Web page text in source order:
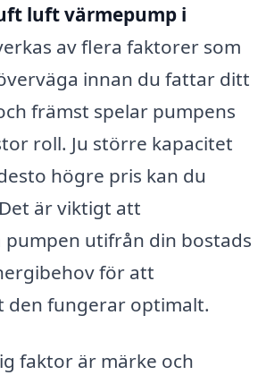
luft värmepump i
av flera faktorer som
innan du fattar ditt
främst spelar pumpens
roll. Ju större kapacitet
högre pris kan du
är viktigt att
pumpen utifrån din bostads
för att
den fungerar optimalt.
faktor är märke och